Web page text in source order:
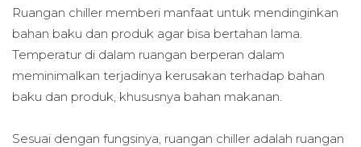
Ruangan chiller memberi manfaat untuk mendinginkan
bahan baku dan produk agar bisa bertahan lama.
Temperatur di dalam ruangan berperan dalam
meminimalkan terjadinya kerusakan terhadap bahan
baku dan produk, khususnya bahan makanan.
Sesuai dengan fungsinya, ruangan chiller adalah ruangan